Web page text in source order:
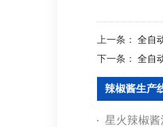
上一条： 全自
下一条： 全自
辣椒酱生产
星火辣椒